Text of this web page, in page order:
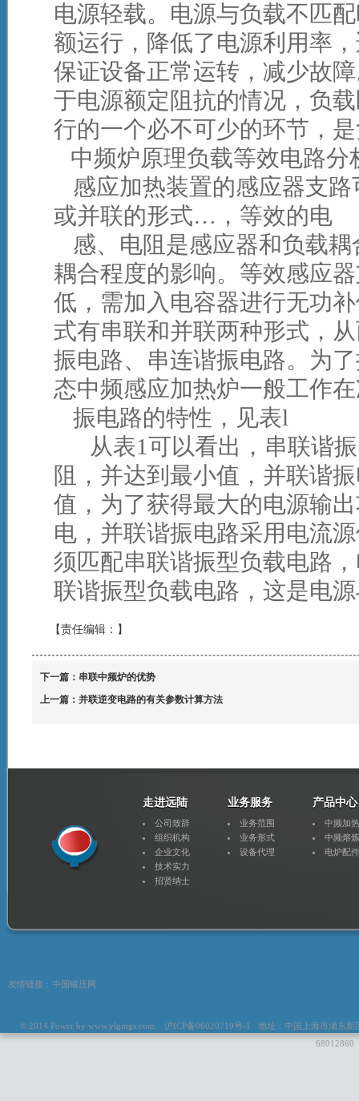
电源轻载。电源与负载不匹
额运行，降低了电源利用率
保证设备正常运转，减少故
于电源额定阻抗的情况，负
行的一个必不可少的环节，
中频炉原理负载等效电路分
感应加热装置的感应器支
或并联的形式…，等效的电
感、电阻是感应器和负载
耦合程度的影响。等效感应
低，需加入电容器进行无功
式有串联和并联两种形式，
振电路、串连谐振电路。为
态中频感应加热炉一般工作
振电路的特性，见表l
从表1可以看出，串联谐
阻，并达到最小值，并联谐
值，为了获得最大的电源输
电，并联谐振电路采用电流
须匹配串联谐振型负载电路
联谐振型负载电路，这是电
【责任编辑： 】
下一篇： 串联中频炉的优势
上一篇： 并联逆变电路的有关参数计算方法
走进远陆
公司致辞
组织机构
企业文化
技术实力
招贤纳士
业务服务
业务范围
业务形式
设备代理
产品中心
中频加
中频熔
电炉配件
友情链接： 中国锻压网
© 2014 Power bywww.ylgmgs.com
. 沪ICP备06020719号-1 地址：中国上海市浦东